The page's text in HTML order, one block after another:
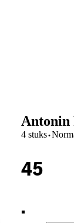
Antonin
4 stuks·
45
.